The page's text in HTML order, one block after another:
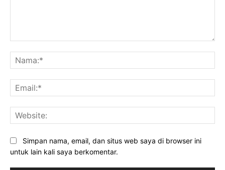
Simpan nama, email, dan situs web saya di browser ini
untuk lain kali saya berkomentar.